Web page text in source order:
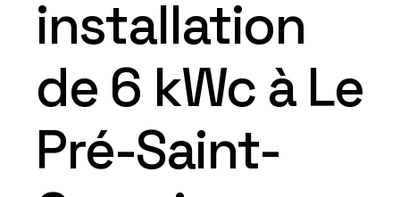
installation
de 6 kWc à Le
Pré-Saint-